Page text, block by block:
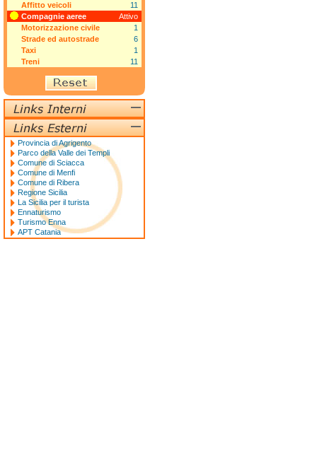
Affitto veicoli
11
Compagnie aeree
Attivo
Motorizzazione civile
1
Strade ed autostrade
6
Taxi
1
Treni
11
Provincia di Agrigento
Parco della Valle dei Templi
Comune di Sciacca
Comune di Menfi
Comune di Ribera
Regione Sicilia
La Sicilia per il turista
Ennaturismo
Turismo Enna
APT Catania